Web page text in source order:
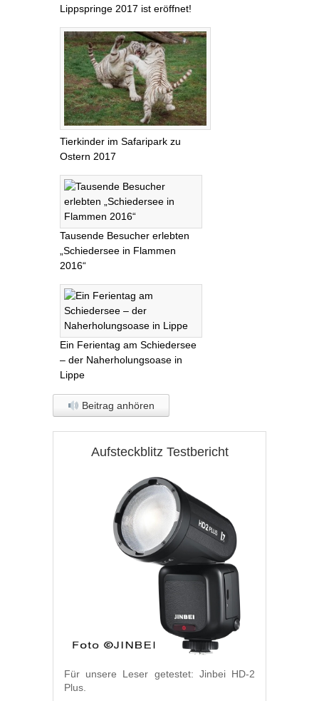
Lippspringe 2017 ist eröffnet!
Tierkinder im Safaripark zu
Ostern 2017
Tausende Besucher erlebten
„Schiedersee in Flammen
2016“
Ein Ferientag am Schiedersee
– der Naherholungsoase in
Lippe
Beitrag anhören
Aufsteckblitz Testbericht
Für unsere Leser getestet: Jinbei HD-2
Plus.